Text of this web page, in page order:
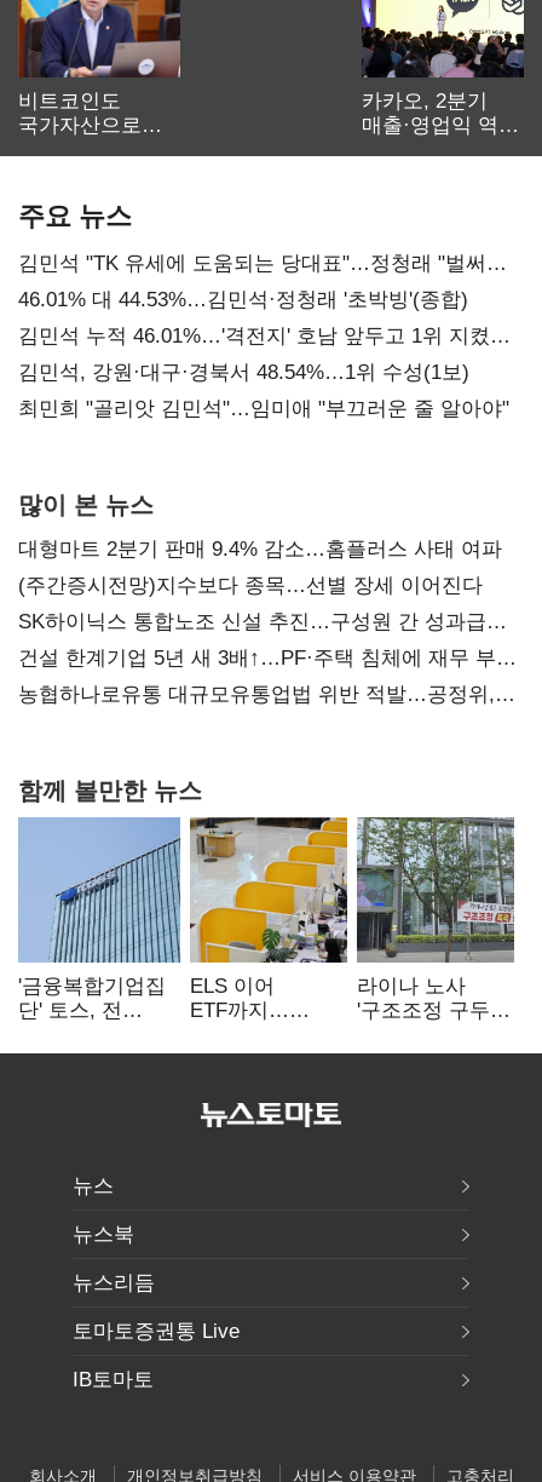
비트코인도
국가자산으로…'
카카오, 2분기
매출·영업익 역대
주요 뉴스
김민석 "TK 유세에 도움되는 당대표"…정청래 "벌써
대표된 양 당직 배분"
46.01% 대 44.53%…김민석·정청래 '초박빙'(종합)
김민석 누적 46.01%…'격전지' 호남 앞두고 1위 지켰다
(2보)
김민석, 강원·대구·경북서 48.54%…1위 수성(1보)
최민희 "골리앗 김민석"…임미애 "부끄러운 줄 알아야"
많이 본 뉴스
대형마트 2분기 판매 9.4% 감소…홈플러스 사태 여파
(주간증시전망)지수보다 종목…선별 장세 이어진다
SK하이닉스 통합노조 신설 추진…구성원 간 성과급
불만 확산
건설 한계기업 5년 새 3배↑…PF·주택 침체에 재무 부담
확대
농협하나로유통 대규모유통업법 위반 적발…공정위,
함께 볼만한 뉴스
'금융복합기업집
단' 토스, 전
표준화
ELS 이어
ETF까지…
제동 걸린 은행
라이나 노사
'구조조정 구두
뉴스
뉴스북
뉴스리듬
토마토증권통 Live
IB토마토
회사소개 개인정보취급방침 서비스 이용약관 고충처리